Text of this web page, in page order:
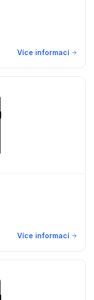
Více informací
Více informací